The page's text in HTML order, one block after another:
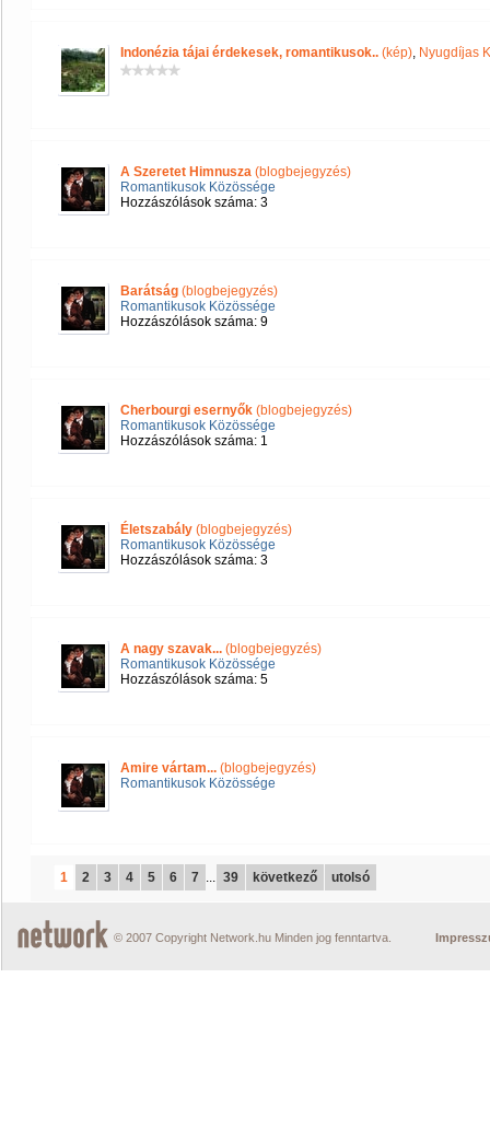
Indonézia tájai érdekesek, romantikusok.. (kép), Nyugdíjas
A Szeretet Himnusza (blogbejegyzés)
Romantikusok Közössége
Hozzászólások száma: 3
Barátság (blogbejegyzés)
Romantikusok Közössége
Hozzászólások száma: 9
Cherbourgi esernyők (blogbejegyzés)
Romantikusok Közössége
Hozzászólások száma: 1
Életszabály (blogbejegyzés)
Romantikusok Közössége
Hozzászólások száma: 3
A nagy szavak... (blogbejegyzés)
Romantikusok Közössége
Hozzászólások száma: 5
Amire vártam... (blogbejegyzés)
Romantikusok Közössége
1 2 3 4 5 6 7 ... 39 következő utolsó
© 2007 Copyright Network.hu Minden jog fenntartva.